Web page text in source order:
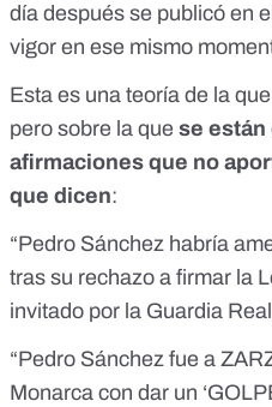
día después se publicó en
vigor en ese mismo
Esta es una teoría de la
pero sobre la que se
afirmaciones que no
que dicen:
“Pedro Sánchez habría
tras su rechazo a firmar la
invitado por la Guardia
“Pedro Sánchez fue a
Monarca con dar un